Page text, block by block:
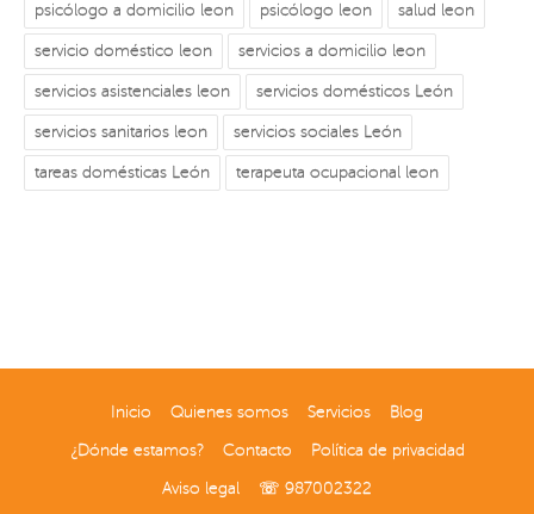
psicólogo a domicilio leon psicólogo leon salud leon
servicio doméstico leon servicios a domicilio leon
servicios asistenciales leon servicios domésticos León
servicios sanitarios leon servicios sociales León
tareas domésticas León terapeuta ocupacional leon
Inicio Quienes somos Servicios Blog
¿Dónde estamos? Contacto Política de privacidad
Aviso legal ☏ 987002322